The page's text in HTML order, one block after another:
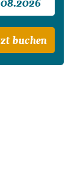
buchen